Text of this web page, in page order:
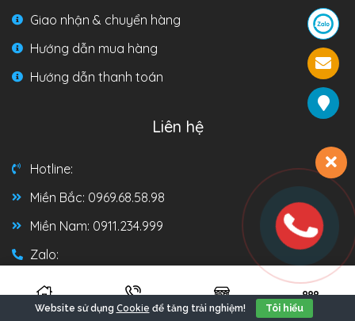
Giao nhận & chuyển hàng
Hướng dẫn mua hàng
Hướng dẫn thanh toán
Liên hệ
Hotline:
Miền Bắc: 0969.68.58.98
Miền Nam: 0911.234.999
Zalo:
Miền Bắc: 0969.68.58.98
Miền Nam: 0911.234.999
Website sử dụng Cookie để tăng trải nghiệm! Tôi hiểu